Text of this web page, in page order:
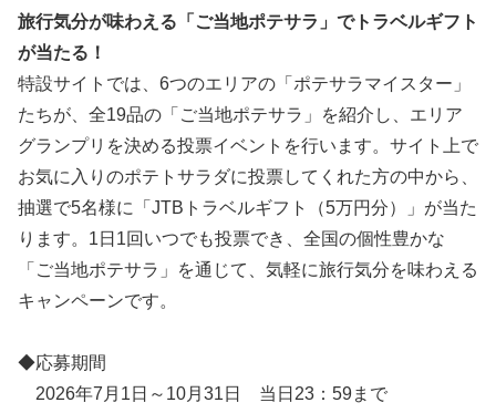
旅行気分が味わえる「ご当地ポテサラ」でトラベルギフト
が当たる！
特設サイトでは、6つのエリアの「ポテサラマイスター」
たちが、全19品の「ご当地ポテサラ」を紹介し、エリア
グランプリを決める投票イベントを行います。サイト上で
お気に入りのポテトサラダに投票してくれた方の中から、
抽選で5名様に「JTBトラベルギフト（5万円分）」が当た
ります。1日1回いつでも投票でき、全国の個性豊かな
「ご当地ポテサラ」を通じて、気軽に旅行気分を味わえる
キャンペーンです。
◆応募期間
2026年7月1日～10月31日 当日23：59まで